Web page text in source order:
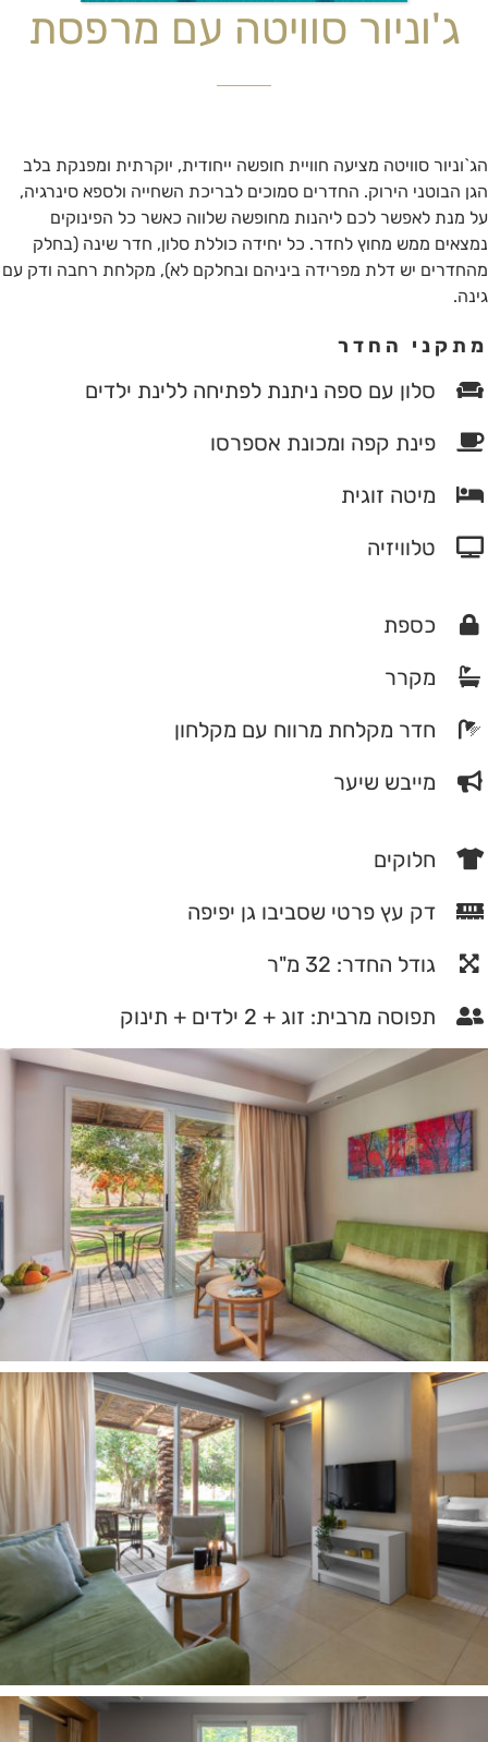
ג'וניור סוויטה עם מרפסת
הג`וניור סוויטה מציעה חוויית חופשה ייחודית, יוקרתית ומפנקת בלב
הגן הבוטני הירוק. החדרים סמוכים לבריכת השחייה ולספא סינרגיה,
על מנת לאפשר לכם ליהנות מחופשה שלווה כאשר כל הפינוקים
נמצאים ממש מחוץ לחדר. כל יחידה כוללת סלון, חדר שינה (בחלק
מהחדרים יש דלת מפרידה ביניהם ובחלקם לא), מקלחת רחבה ודק עם
גינה.
מתקני החדר
סלון עם ספה ניתנת לפתיחה ללינת ילדים
פינת קפה ומכונת אספרסו
מיטה זוגית
טלוויזיה
כספת
מקרר
חדר מקלחת מרווח עם מקלחון
מייבש שיער
חלוקים
דק עץ פרטי שסביבו גן יפיפה
גודל החדר: 32 מ"ר
תפוסה מרבית: זוג + 2 ילדים + תינוק